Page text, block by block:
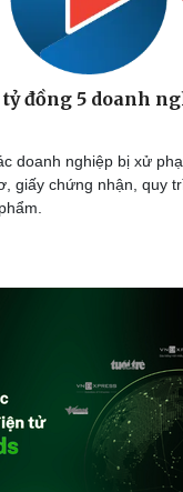
tỷ đồng 5 doanh
doanh nghiệp bị xử
giấy chứng nhận, quy